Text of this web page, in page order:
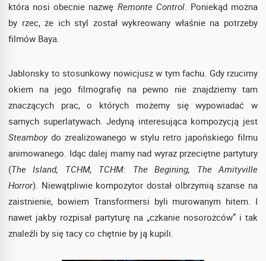
która nosi obecnie nazwę Remonte Control. Poniekąd można
by rzec, że ich styl został wykreowany właśnie na potrzeby
filmów Baya.
Jablonsky to stosunkowy nowicjusz w tym fachu. Gdy rzucimy
okiem na jego filmografię na pewno nie znajdziemy tam
znaczących prac, o których możemy się wypowiadać w
samych superlatywach. Jedyną interesująca kompozycją jest
Steamboydo zrealizowanego w stylu retro japońskiego filmu
animowanego. Idąc dalej mamy nad wyraz przeciętne partytury
(The Island, TCHM, TCHM: The Begining, The Amityville
Horror). Niewątpliwie kompozytor dostał olbrzymią szanse na
zaistnienie, bowiem Transformersi byli murowanym hitem. I
nawet jakby rozpisał partyturę na „czkanie nosorożców” i tak
znaleźli by się tacy co chętnie by ją kupili.